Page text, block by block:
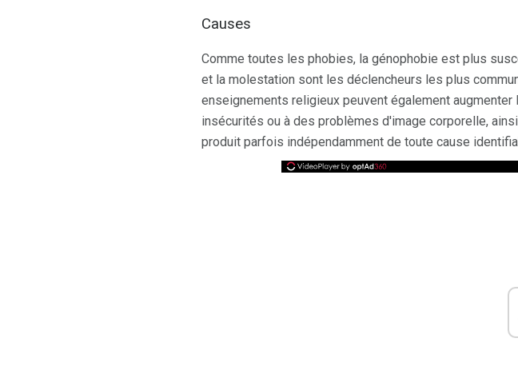
Causes
Comme toutes les phobies, la génophobie est plus
et la molestation sont les déclencheurs les plus
enseignements religieux peuvent également
insécurités ou à des problèmes d'image corporelle,
produit parfois indépendamment de toute cause